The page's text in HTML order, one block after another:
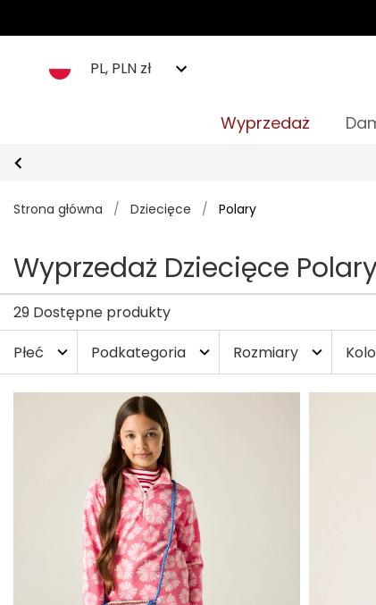
PL, PLN zł
Wyprzedaż
Strona główna / Dziecięce / Polary
Wyprzedaż Dziecięce
29 Dostępne produkty
Płeć
expand_more Podkategoria expand_more Rozmiary expand_more